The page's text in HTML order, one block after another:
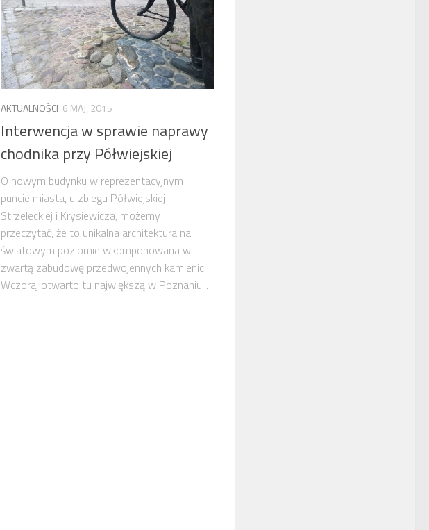
AKTUALNOŚCI 6 MAJ, 2015
Interwencja w sprawie naprawy
chodnika przy Półwiejskiej
O nowym budynku w reprezentacyjnym
puncie miasta, u zbiegu Półwiejskiej
Strzeleckiej i Krysiewicza, możemy
przeczytać, że to unikalna architektura na
światowym poziomie wkomponowana w
zwartą zabudowę przedwojennych kamienic.
Wczoraj otwarto tu największą w Poznaniu...